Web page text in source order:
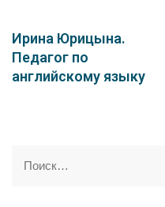
Ирина Юрицына.
Педагог по
английскому языку